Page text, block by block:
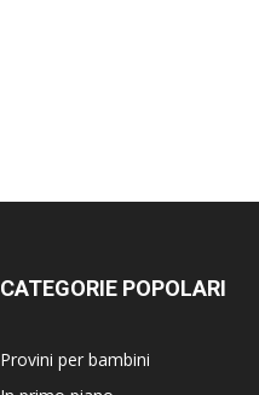
CATEGORIE POPOLARI
Provini per bambini